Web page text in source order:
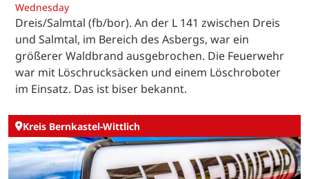
Wednesday
Dreis/Salmtal (fb/bor). An der L 141 zwischen Dreis
und Salmtal, im Bereich des Asbergs, war ein
größerer Waldbrand ausgebrochen. Die Feuerwehr
war mit Löschrucksäcken und einem Löschroboter
im Einsatz. Das ist biser bekannt.
Kreis Bernkastel-Wittlich